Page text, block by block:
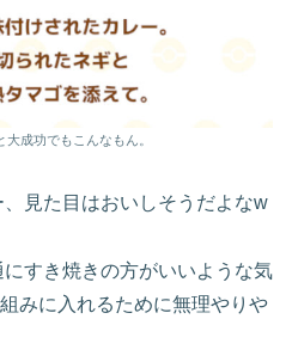
成功でもこんなもん。
見た目はおいしそうだよなw
すき焼きの方がいいような気
みに入れるために無理やりや